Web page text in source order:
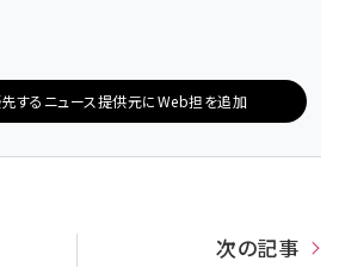
するニュース提供元にWeb担を追加
次の記事